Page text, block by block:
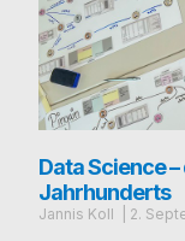
Data Science
Jahrhunderts
Jan­nis Koll 2.